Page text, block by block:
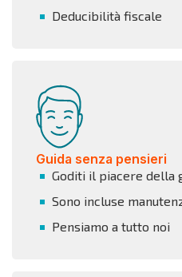
Deducibilità fiscale
Guida senza pensieri
Goditi il piacere della
Sono incluse
Pensiamo a tutto noi